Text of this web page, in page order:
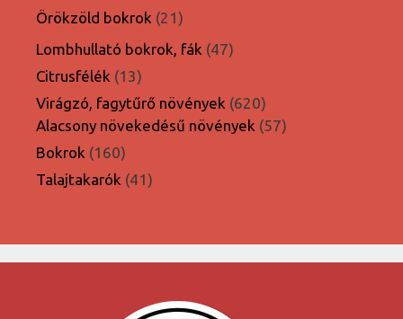
Örökzöld bokrok 2121
termék
Lombhullató bokrok, fák 4747
Citrusfélék 1313
termék
Virágzó, fagytűrő növények 620620
termék
Alacsony növekedésű növények 5757
Bokrok 160160
termék
Talajtakarók 4141